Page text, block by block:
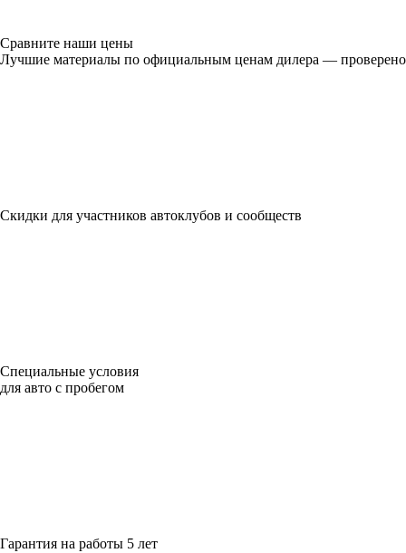
Сравните наши цены
Лучшие материалы по официальным ценам дилера — проверено
Скидки для участников автоклубов и сообществ
Специальные условия
для авто с пробегом
Гарантия на работы 5 лет